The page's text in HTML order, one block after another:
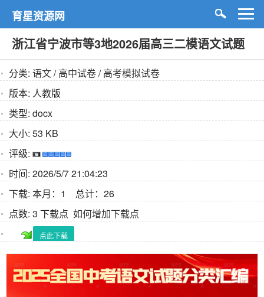
育星资源网
浙江省宁波市等3地2026届高三二模语文试题
分类: 语文/高中试卷/高考模拟试卷
版本: 人教版
类型: docx
大小: 53 KB
评级:
时间: 2026/5/7 21:04:23
下载: 本月：1 总计：26
点数: 3 下载点 如何增加下载点
点此下载